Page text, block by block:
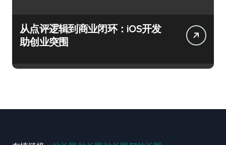
从点评逻辑到商业闭环：iOS开发
助创业突围